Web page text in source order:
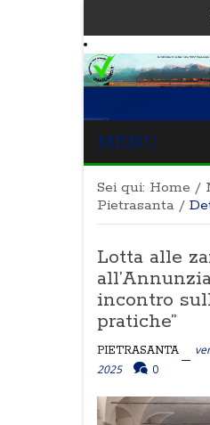
MENU
Sei qui: Home /
Pietrasanta /
Lotta alle
incontro
pratiche”
PIETRASANTA
2025
0